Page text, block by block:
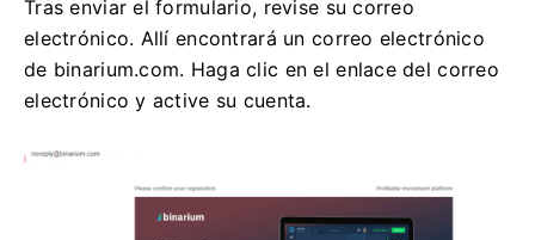
Tras enviar el formulario, revise su correo
electrónico. Allí encontrará un correo electrónico
de binarium.com. Haga clic en el enlace del correo
electrónico y active su cuenta.